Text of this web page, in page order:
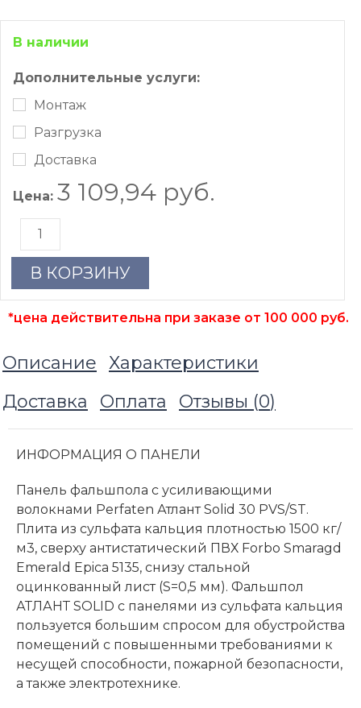
В наличии
Дополнительные услуги:
Монтаж
Разгрузка
Доставка
Цена: 3 109,94 руб.
В КОРЗИНУ
*цена действительна при заказе от 100 000 руб.
Описание Характеристики
Доставка
Оплата Отзывы (0)
ИНФОРМАЦИЯ О ПАНЕЛИ
Панель фальшпола с усиливающими
волокнами Perfaten Атлант Solid 30 PVS/ST.
Плита из сульфата кальция плотностью 1500 кг/
м3, сверху антистатический ПВХ Forbo Smaragd
Emerald Epica 5135, снизу стальной
оцинкованный лист (S=0,5 мм). Фальшпол
АТЛАНТ SOLID с панелями из сульфата кальция
пользуется большим спросом для обустройства
помещений с повышенными требованиями к
несущей способности, пожарной безопасности,
а также электротехнике.